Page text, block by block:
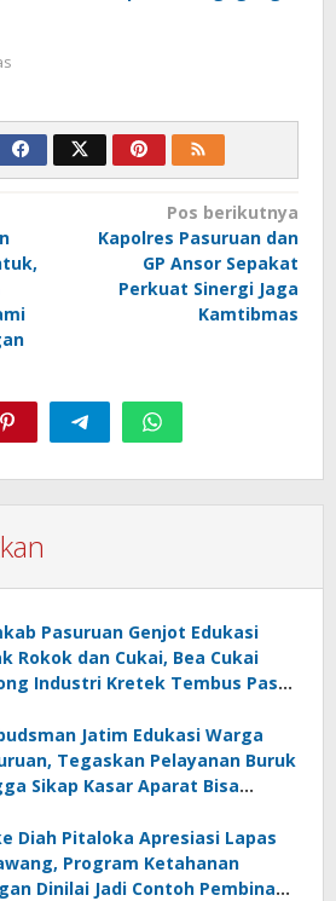
Pos berikutnya
Kapolres Pasuruan dan
GP Ansor Sepakat
Perkuat Sinergi Jaga
Kamtibmas
Pasuruan Genjot Edukasi
Rokok dan Cukai, Bea Cukai
Industri Kretek Tembus Pasar
Jatim Edukasi Warga
Tegaskan Pelayanan Buruk
Sikap Kasar Aparat Bisa
Diah Pitaloka Apresiasi Lapas
Program Ketahanan
Dinilai Jadi Contoh Pembinaan